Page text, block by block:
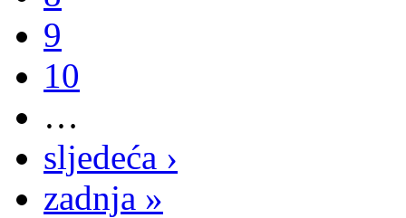
9
10
…
sljedeća ›
zadnja »